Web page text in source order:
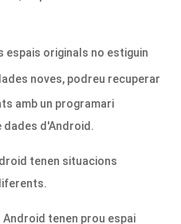
espais originals no estiguin
noves, podreu recuperar
amb un programari
d'Android.
tenen situacions
tenen prou espai